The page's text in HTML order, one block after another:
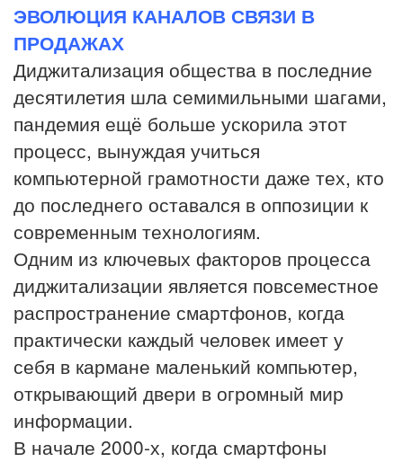
ЭВОЛЮЦИЯ КАНАЛОВ СВЯЗИ В
ПРОДАЖАХ
Диджитализация общества в последние
десятилетия шла семимильными шагами,
пандемия ещё больше ускорила этот
процесс, вынуждая учиться
компьютерной грамотности даже тех, кто
до последнего оставался в оппозиции к
современным технологиям.
Одним из ключевых факторов процесса
диджитализации является повсеместное
распространение смартфонов, когда
практически каждый человек имеет у
себя в кармане маленький компьютер,
открывающий двери в огромный мир
информации.
В начале 2000-х, когда смартфоны